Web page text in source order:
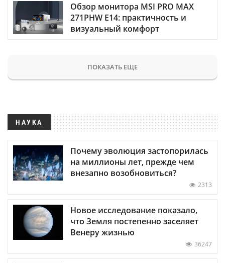
Обзор монитора MSI PRO MAX
271PHW E14: практичность и
визуальный комфорт
ПОКАЗАТЬ ЕЩЕ
НАУКА
Почему эволюция застопорилась
на миллионы лет, прежде чем
внезапно возобновиться?
2313
Новое исследование показало,
что Земля постепенно заселяет
Венеру жизнью
36247